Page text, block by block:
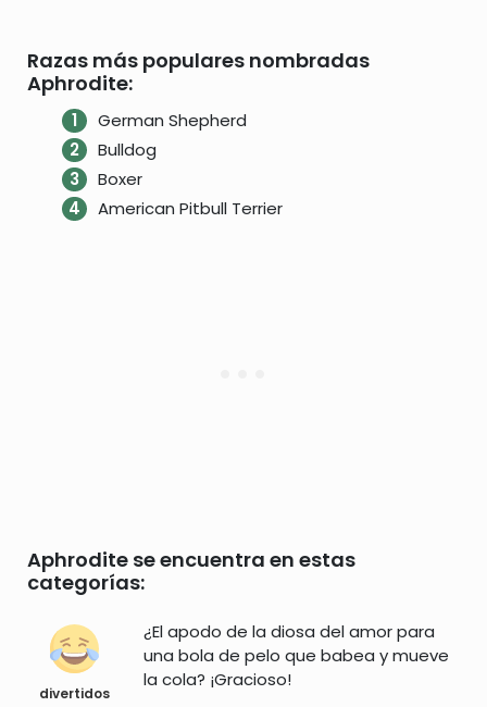
Razas más populares nombradas
Aphrodite:
German Shepherd
Bulldog
Boxer
American Pitbull Terrier
Aphrodite se encuentra en estas
categorías:
divertidos
¿El apodo de la diosa del amor para
una bola de pelo que babea y mueve
la cola? ¡Gracioso!